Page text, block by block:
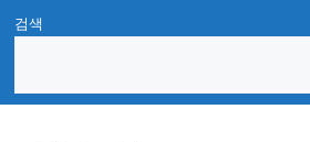
Skip
content
검색